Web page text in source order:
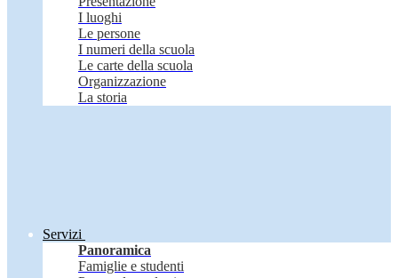
I luoghi
Le persone
I numeri della scuola
Le carte della scuola
Organizzazione
La storia
Servizi
Panoramica
Famiglie e studenti